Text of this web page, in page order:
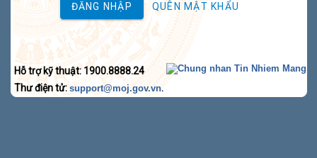
ĐĂNG NHẬP QUÊN MẬT KHẨU
Hỗ trợ kỹ thuật: 1900.8888.24
Thư điện tử: support@moj.gov.vn.